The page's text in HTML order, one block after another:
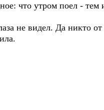
что утром поел - тем
не видел. Да никто от